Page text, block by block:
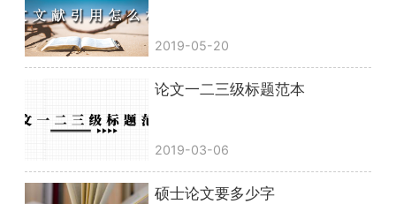
2019-05-20
论文一二三级标题范本
2019-03-06
硕士论文要多少字